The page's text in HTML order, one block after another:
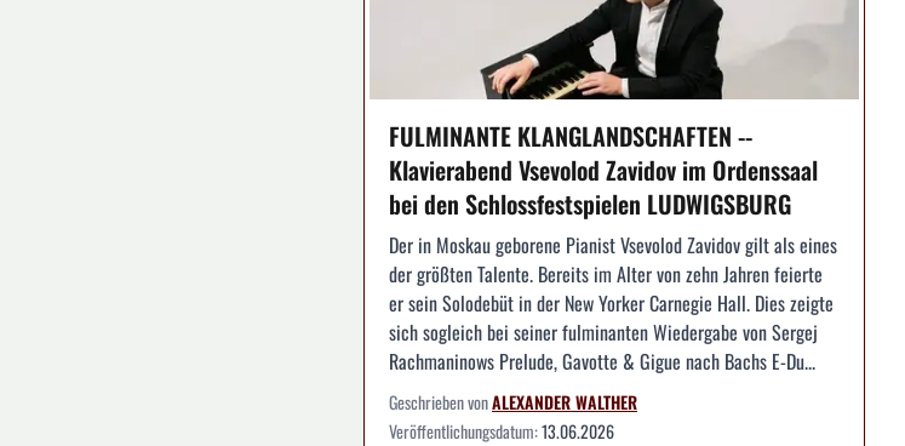
FULMINANTE KLANGLANDSCHAFTEN --
Klavierabend Vsevolod Zavidov im Ordenssaal
bei den Schlossfestspielen LUDWIGSBURG
Der in Moskau geborene Pianist Vsevolod Zavidov gilt als eines
der größten Talente. Bereits im Alter von zehn Jahren feierte
er sein Solodebüt in der New Yorker Carnegie Hall. Dies zeigte
sich sogleich bei seiner fulminanten Wiedergabe von Sergej
Rachmaninows Prelude, Gavotte & Gigue nach Bachs E-Du...
Geschrieben vonALEXANDER WALTHER
Veröffentlichungsdatum:13.06.2026